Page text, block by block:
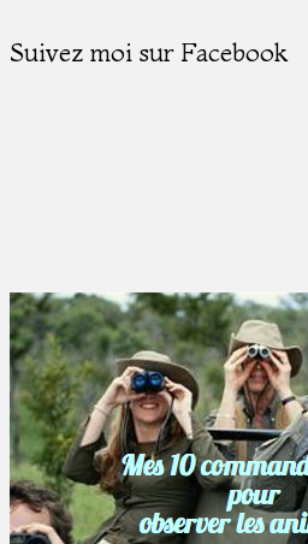
Suivez moi sur Facebook